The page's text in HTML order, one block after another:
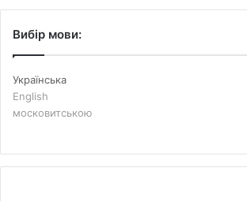
Вибір мови:
Українська
English
московитською